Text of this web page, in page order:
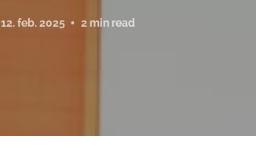
12. feb. 2025 2 min read